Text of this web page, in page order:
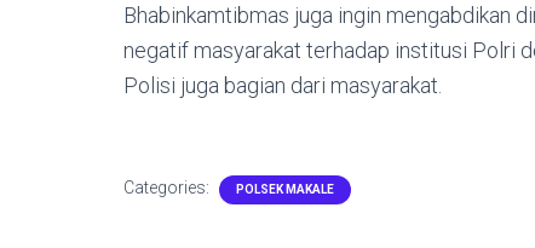
Bhabinkamtibmas juga ingin mengabdikan
negatif masyarakat terhadap institusi Polri
Polisi juga bagian dari masyarakat.
Categories: POLSEK MAKALE